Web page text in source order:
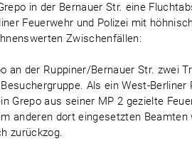
in der Bernauer Str. eine
Feuerwehr und Polizei mit
Zwischenfällen:
an der Ruppiner/Bernauer Str. zwei
Als ein West-
Grepo aus seiner MP 2 gezielte
anderen dort eingesetzten
zurückzog.